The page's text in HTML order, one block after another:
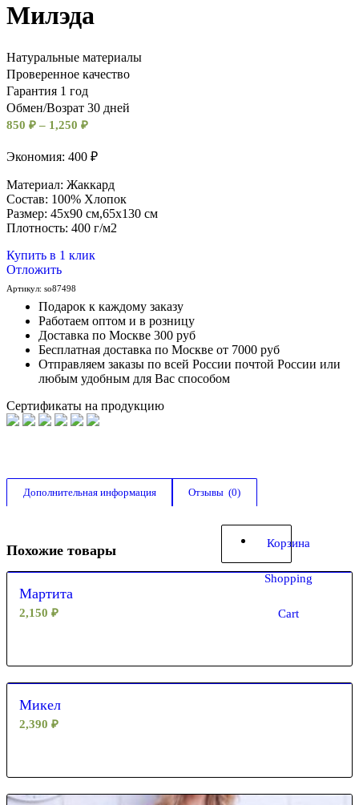
Корзина
Shopping
Cart
Милэда
Натуральные материалы
Проверенное качество
Гарантия 1 год
Обмен/Возрат 30 дней
850 ₽ – 1,250 ₽
Экономия: 400 ₽
Материал: Жаккард
Состав: 100% Хлопок
Размер: 45х90 см,65х130 см
Плотность: 400 г/м2
Купить в 1 клик
Отложить
Артикул: so87498
Подарок к каждому заказу
Работаем оптом и в розницу
Доставка по Москве 300 руб
Бесплатная доставка по Москве от 7000 руб
Отправляем заказы по всей России почтой России или
любым удобным для Вас способом
Сертификаты на продукцию
Дополнительная информация Отзывы  (0)
Похожие товары
Мартита
2,150 ₽
Микел
2,390 ₽